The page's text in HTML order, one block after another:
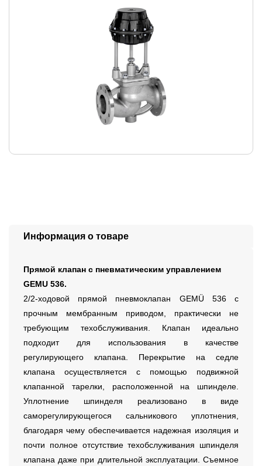
Информация о товаре
Прямой клапан с пневматическим управлением
GEMU 536.
2/2-ходовой прямой пневмоклапан GEMÜ 536 с
прочным мембранным приводом, практически не
требующим техобслуживания. Клапан идеально
подходит для использования в качестве
регулирующего клапана. Перекрытие на седле
клапана осуществляется с помощью подвижной
клапанной тарелки, расположенной на шпинделе.
Уплотнение шпинделя реализовано в виде
саморегулирующегося сальникового уплотнения,
благодаря чему обеспечивается надежная изоляция и
почти полное отсутствие техобслуживания шпинделя
клапана даже при длительной эксплуатации. Съемное